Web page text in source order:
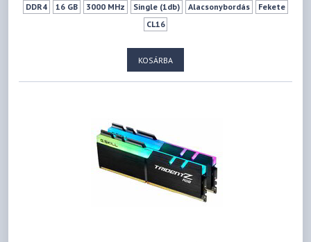
DDR4 16 GB 3000 MHz Single (1db) Alacsonybordás
Fekete
CL16
KOSÁRBA